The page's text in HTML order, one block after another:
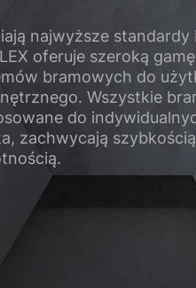
najwyższe
oferuje szeroką
bramowych do
Wszystkie
do
zachwycają szybkością
Media zewnętrzne
Znak firmowy